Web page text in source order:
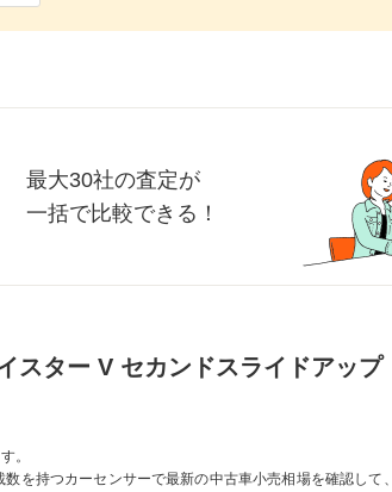
最大30社の査定が
一括で比較できる！
スター V セカンドスライドアップ
。
を持つカーセンサーで最新の中古車小売相場を確認して、